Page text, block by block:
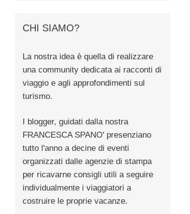
CHI SIAMO?
La nostra idea è quella di realizzare
una community dedicata ai racconti di
viaggio e agli approfondimenti sul
turismo.
I blogger, guidati dalla nostra
FRANCESCA SPANO' presenziano
tutto l'anno a decine di eventi
organizzati dalle agenzie di stampa
per ricavarne consigli utili a seguire
individualmente i viaggiatori a
costruire le proprie vacanze.